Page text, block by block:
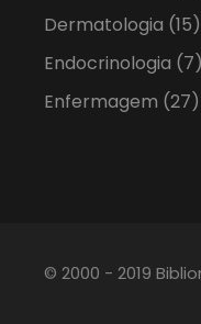
Dermatologia (15)
Endocrinologia (7)
Enfermagem (27)
© 2000 - 2019